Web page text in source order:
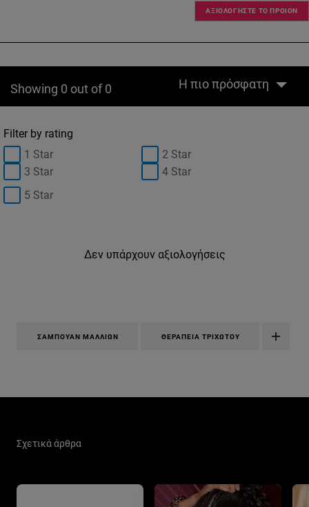
ΑΞΙΟΛΟΓΗΣΤΕ ΤΟ ΠΡΟΙΟΝ
Showing 0 out of 0 Η πιο πρόσφατη
Filter by rating
1 Star
2 Star
3 Star
4 Star
5 Star
Δεν υπάρχουν αξιολογήσεις
ΣΑΜΠΟΥΆΝ ΜΑΛΛΙΏΝ ΘΕΡΑΠΕΊΑ ΤΡΙΧΩΤΟΎ
Σχετικά άρθρα